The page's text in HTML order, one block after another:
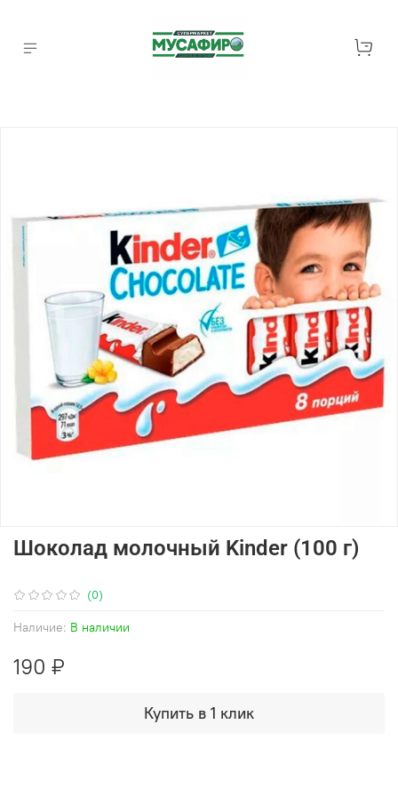
(0)
Наличие: В наличии
Шоколад молочный Kinder (100 г)
190 ₽
Купить в 1 клик